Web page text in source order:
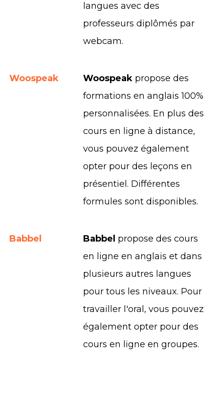
langues avec des
professeurs diplômés par
webcam.
Woospeak Woospeak propose des
formations en anglais 100%
personnalisées. En plus des
cours en ligne à distance,
vous pouvez également
opter pour des leçons en
présentiel. Différentes
formules sont disponibles.
Babbel Babbel propose des cours
en ligne en anglais et dans
plusieurs autres langues
pour tous les niveaux. Pour
travailler l'oral, vous pouvez
également opter pour des
cours en ligne en groupes.